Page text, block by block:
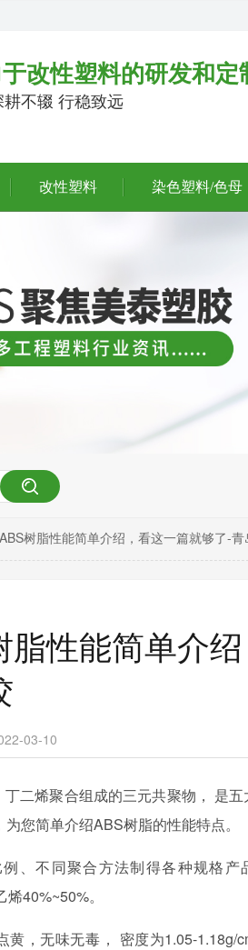
改性塑料的研发和定
耕不辍 行稳致远
改性塑料 染色塑料/色母
树脂性能简单介绍，看这一篇就够了-
性能简单介
03-10
二烯聚合组成的三元共聚物， 是
您简单介绍ABS树脂的性能特点。
、不同聚合方法制得各种规格
40%~50%。
，无味无毒， 密度为1.05-1.18g/